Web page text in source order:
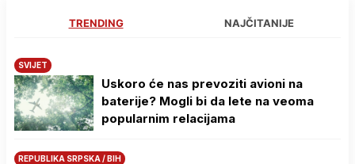
TRENDING NAJČITANIJE
SVIJET
Uskoro će nas prevoziti avioni na
baterije? Mogli bi da lete na veoma
popularnim relacijama
REPUBLIKA SRPSKA / BIH